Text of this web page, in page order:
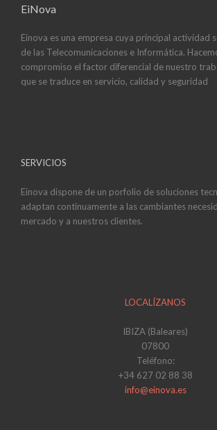
EiNova
Einova es una empresa cuya principal actividad
de las Telecomunicaciones e Informática.
compromiso el factor diferencial de nuestro
que se traduce en servicio, calidad y seguridad
SERVICIOS
Einova dispone de un porfolio de soluciones
adaptan continuamente a las cambiantes
mercado y a nuestros clientes.
LOCALÍZANOS
IBIZA (Baleares)
07800
Teléfono:
+34 627 02 88 38
info@einova.es